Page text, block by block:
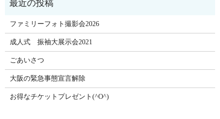
ファミリーフォト撮影会2026
成人式 振袖大展示会2021
ごあいさつ
大阪の緊急事態宣言解除
お得なチケットプレゼント(^O^)